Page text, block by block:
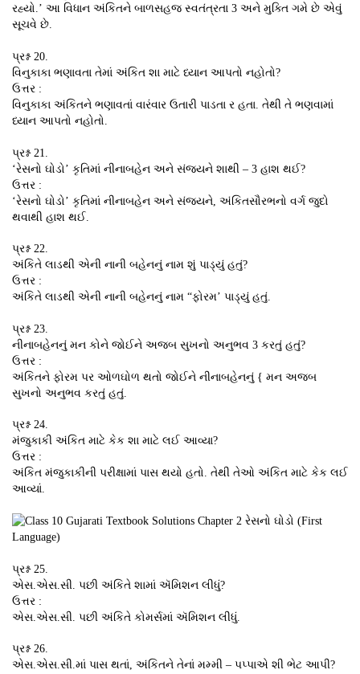
રહ્યો.’ આ વિધાન અંકિતને બાળસહજ સ્વતંત્રતા 3 અને મુક્તિ ગમે છે એવું
સૂચવે છે.
પ્રશ્ન 20.
વિનુકાકા ભણાવતા તેમાં અંકિત શા માટે ધ્યાન આપતો નહોતો?
ઉત્તર :
વિનુકાકા અંકિતને ભણાવતાં વારંવાર ઉતારી પાડતા ર હતા. તેથી તે ભણવામાં
ધ્યાન આપતો નહોતો.
પ્રશ્ન 21.
‘રેસનો ઘોડો’ કૃતિમાં નીનાબહેન અને સંજયને શાથી – 3 હાશ થઈ?
ઉત્તર :
‘રેસનો ઘોડો’ કૃતિમાં નીનાબહેન અને સંજયને, અંકિતસૌરભનો વર્ગ જુદો
થવાથી હાશ થઈ.
પ્રશ્ન 22.
અંકિતે લાડથી એની નાની બહેનનું નામ શું પાડ્યું હતું?
ઉત્તર :
અંકિતે લાડથી એની નાની બહેનનું નામ “ફોરમ’ પાડ્યું હતું.
પ્રશ્ન 23.
નીનાબહેનનું મન કોને જોઈને અજબ સુખનો અનુભવ 3 કરતું હતું?
ઉત્તર :
અંકિતને ફોરમ પર ઓળઘોળ થતો જોઈને નીનાબહેનનું { મન અજબ
સુખનો અનુભવ કરતું હતું.
પ્રશ્ન 24.
મંજુકાકી અંકિત માટે કેક શા માટે લઈ આવ્યા?
ઉત્તર :
અંકિત મંજુકાકીની પરીક્ષામાં પાસ થયો હતો. તેથી તેઓ અંકિત માટે કેક લઈ
આવ્યાં.
પ્રશ્ન 25.
એસ.એસ.સી. પછી અંકિતે શામાં ઍમિશન લીધું?
ઉત્તર :
એસ.એસ.સી. પછી અંકિતે કોમર્સમાં ઍમિશન લીધું.
પ્રશ્ન 26.
એસ.એસ.સી.માં પાસ થતાં, અંકિતને તેનાં મમ્મી – પપ્પાએ શી ભેટ આપી?